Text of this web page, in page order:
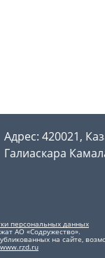
Адрес: 420021,
Галиаскара
персональных данных
АО «Содружество».
на сайте,
www.rzd.ru